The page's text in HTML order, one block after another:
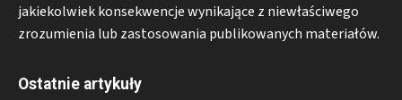
jakiekolwiek konsekwencje wynikające z niewłaściwego
zrozumienia lub zastosowania publikowanych materiałów.
Ostatnie artykuły